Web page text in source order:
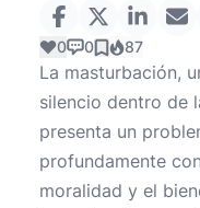
0 0 87
La masturbación,
silencio dentro de
presenta un
profundamente
moralidad y el